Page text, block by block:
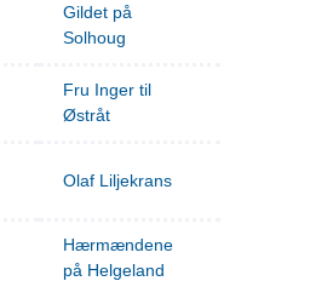
Gildet på
Solhoug
Fru Inger til
Østråt
Olaf Liljekrans
Hærmændene
på Helgeland